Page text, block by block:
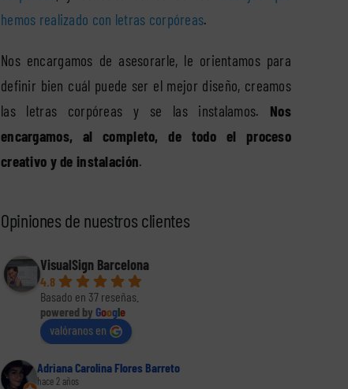
hemos realizado con letras corpóreas.
Nos encargamos de asesorarle, le orientamos para
definir bien cuál puede ser el mejor diseño, creamos
las letras corpóreas y se las instalamos. Nos
encargamos, al completo, de todo el proceso
creativo y de instalación.
Opiniones de nuestros clientes
VisualSign Barcelona
4.8
Basado en 37 reseñas.
powered by Google
valóranos en
Adriana Carolina Flores Barreto
hace 2 años